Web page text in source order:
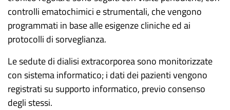
controlli ematochimici e strumentali, che vengono
programmati in base alle esigenze cliniche ed ai
protocolli di sorveglianza.
Le sedute di dialisi extracorporea sono monitorizzate
con sistema informatico; i dati dei pazienti vengono
registrati su supporto informatico, previo consenso
degli stessi.